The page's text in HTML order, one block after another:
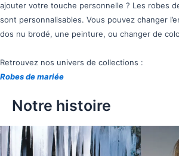
ajouter votre touche personnelle ? Les robes
sont personnalisables. Vous pouvez changer
dos nu brodé, une peinture, ou changer de
Retrouvez nos univers de collections :
Robes de mariée
Notre histoire